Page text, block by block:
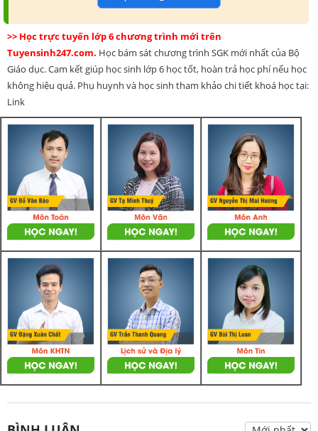
>> Học trực tuyến lớp 6 chương trình mới trên
Tuyensinh247.com. Học bám sát chương trình SGK mới nhất của Bộ
Giáo dục. Cam kết giúp học sinh lớp 6 học tốt, hoàn trả học phí nếu học
không hiệu quả. Phụ huynh và học sinh tham khảo chi tiết khoá học tại:
Link